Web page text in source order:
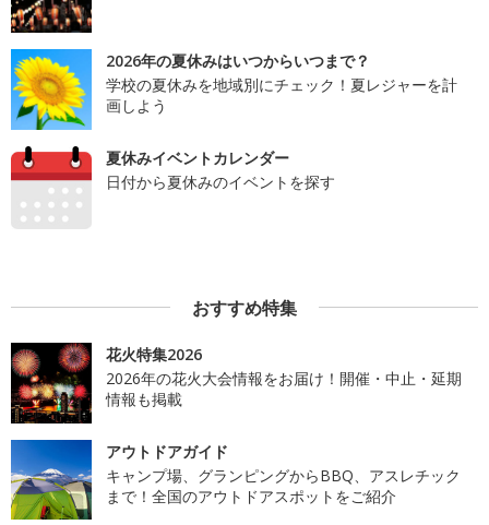
2026年の夏休みはいつからいつまで？
学校の夏休みを地域別にチェック！夏レジャーを計
画しよう
夏休みイベントカレンダー
日付から夏休みのイベントを探す
おすすめ特集
花火特集2026
2026年の花火大会情報をお届け！開催・中止・延期
情報も掲載
アウトドアガイド
キャンプ場、グランピングからBBQ、アスレチック
まで！全国のアウトドアスポットをご紹介